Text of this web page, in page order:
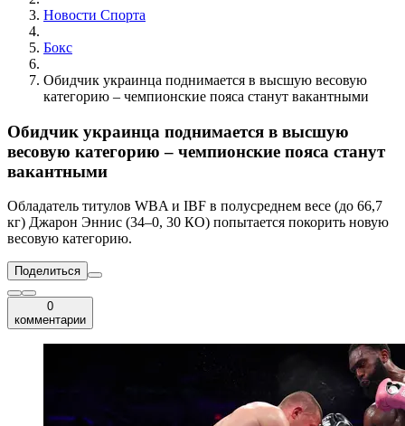
Новости Cпорта
Бокс
Обидчик украинца поднимается в высшую весовую
категорию – чемпионские пояса станут вакантными
Обидчик украинца поднимается в высшую
весовую категорию – чемпионские пояса станут
вакантными
Обладатель титулов WBA и IBF в полусреднем весе (до 66,7
кг) Джарон Эннис (34–0, 30 КО) попытается покорить новую
весовую категорию.
Поделиться
0
комментарии